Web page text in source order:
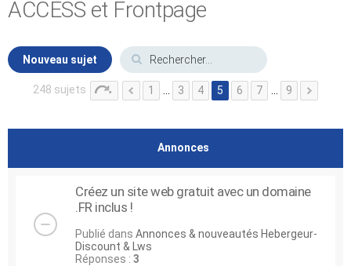
ACCESS et Frontpage
Nouveau sujet
248 sujets 1 3 4 5 6 7 9
Annonces
Créez un site web gratuit avec un domaine
.FR inclus !
Publié dans Annonces & nouveautés Hebergeur-
Discount & Lws
Réponses : 3